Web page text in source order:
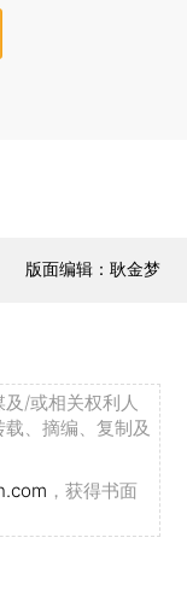
版面编辑：耿金梦
/或相关权利人
、摘编、复制及
，获得书面